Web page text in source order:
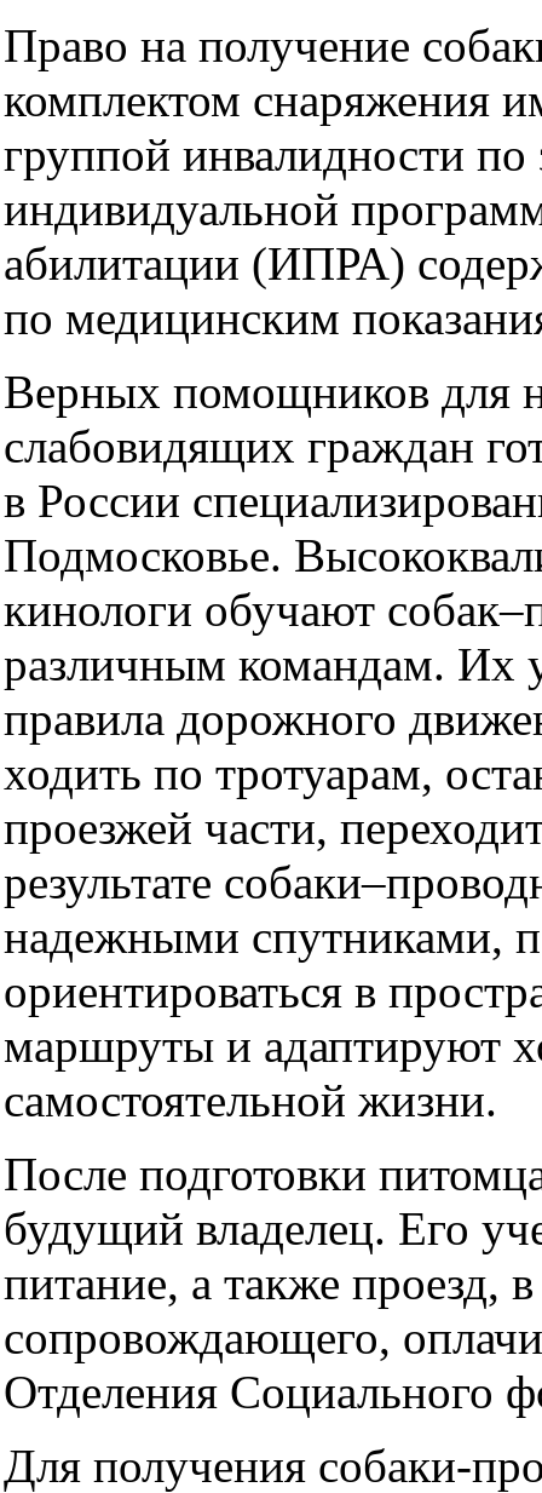
Право на получение
комплектом снаряжения
группой инвалидности
индивидуальной
абилитации (ИПРА)
по медицинским
Верных помощников для
слабовидящих граждан
в России
Подмосковье.
кинологи обучают
различным командам. Их
правила дорожного
ходить по тротуарам,
проезжей части,
результате
надежными спутниками,
ориентироваться в
маршруты и адаптируют
самостоятельной жизни.
После подготовки
будущий владелец. Его
питание, а также проезд,
сопровождающего,
Отделения Социального
Для получения собаки-